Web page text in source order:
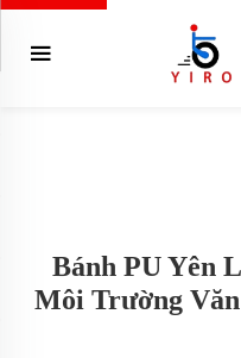
Bánh PU Yên
Môi Trường